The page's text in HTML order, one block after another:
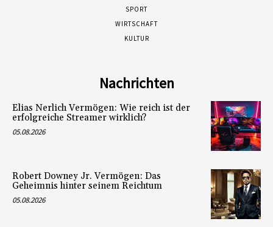
SPORT
WIRTSCHAFT
KULTUR
Nachrichten
Elias Nerlich Vermögen: Wie reich ist der
erfolgreiche Streamer wirklich?
05.08.2026
Robert Downey Jr. Vermögen: Das
Geheimnis hinter seinem Reichtum
05.08.2026